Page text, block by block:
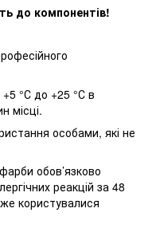
до компонентів!
+5 °С до +25 °С в
місці.
особами, які не
обов’язково
реакцій за 48
користувалися